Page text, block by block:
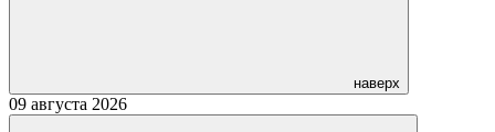
наверх
09 августа 2026